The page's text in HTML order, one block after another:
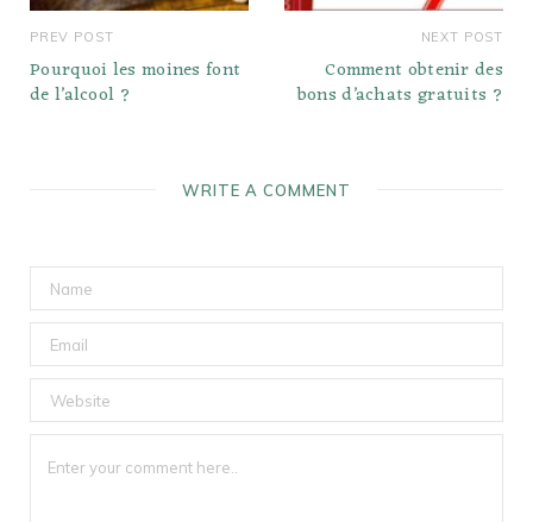
PREV POST
Pourquoi les moines font
de l’alcool ?
NEXT POST
Comment obtenir des
bons d’achats gratuits ?
WRITE A COMMENT